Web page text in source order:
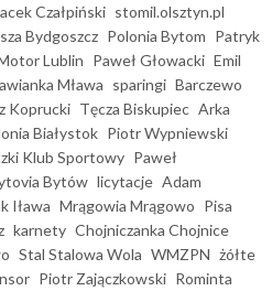
Czałpiński stomil.olsztyn.pl
Bydgoszcz Polonia Bytom Patryk
Lublin Paweł Głowacki Emil
Mława sparingi Barczewo
Koprucki Tęcza Biskupiec Arka
Białystok Piotr Wypniewski
Klub Sportowy Paweł
Bytów licytacje Adam
Iława Mrągowia Mrągowo Pisa
karnety Chojniczanka Chojnice
Stal Stalowa Wola WMZPN żółte
Piotr Zajączkowski Rominta